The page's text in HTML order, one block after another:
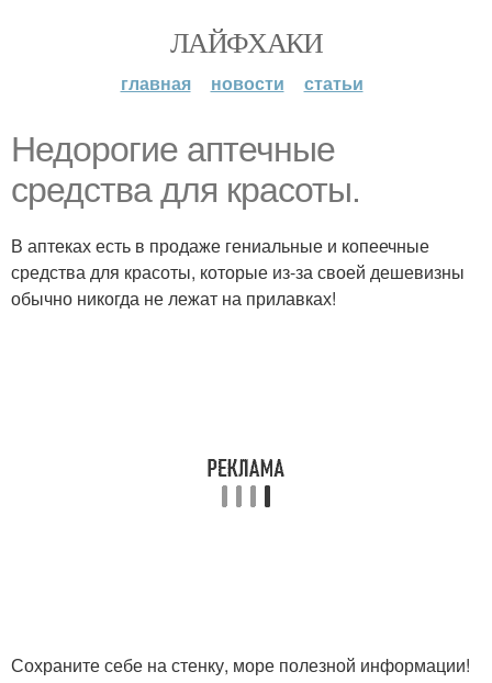
ЛАЙФХАКИ
главная новости статьи
Недорогие аптечные
средства для красоты.
В аптеках есть в продаже гениальные и копеечные
средства для красоты, которые из-за своей дешевизны
обычно никогда не лежат на прилавках!
Сохраните себе на стенку, море полезной информации!